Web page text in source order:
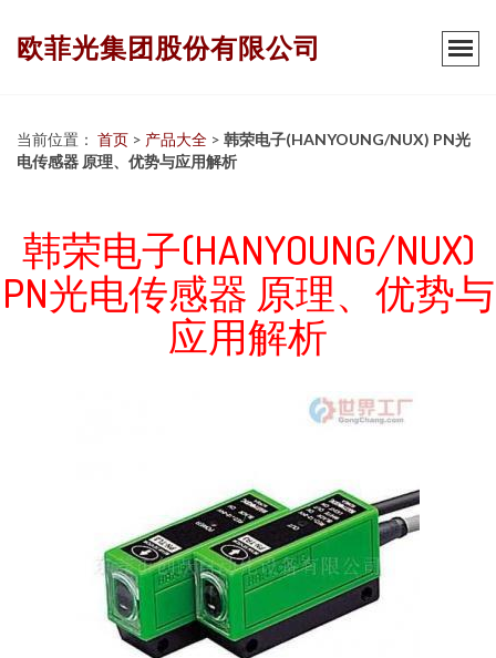
欧菲光集团股份有限公司
当前位置： 首页 > 产品大全 > 韩荣电子(HANYOUNG/NUX) PN光
电传感器 原理、优势与应用解析
韩荣电子(HANYOUNG/NUX)
PN光电传感器 原理、优势与
应用解析